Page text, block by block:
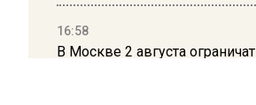
16:58
В Москве 2 августа ограничат